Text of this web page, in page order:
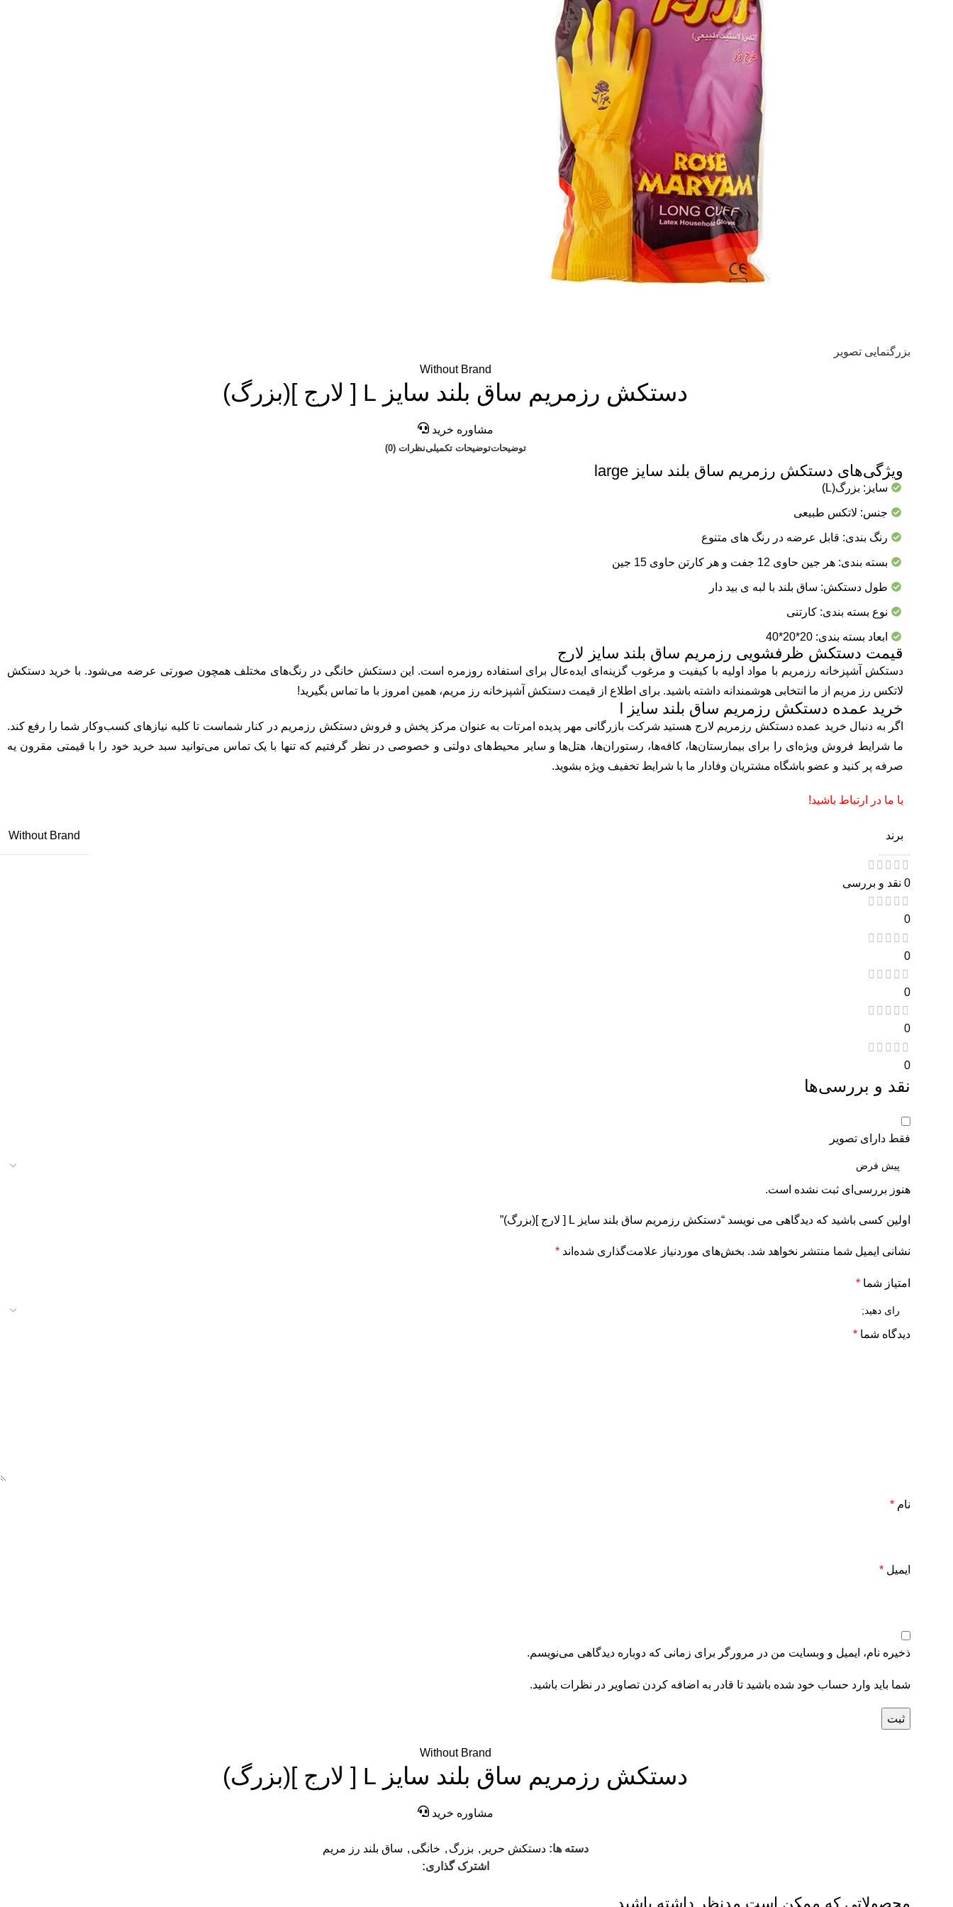
بزرگنمایی تصویر
Without Brand
دستکش رزمریم ساق بلند سایز L [ لارج ](بزرگ)
مشاوره خرید
توضیحاتتوضیحات تکمیلینظرات (0)
ویژگی‌های دستکش رزمریم ساق بلند سایز large
سایز: بزرگ(L)
جنس: لاتکس طبیعی
رنگ بندی: قابل عرضه در رنگ های متنوع
بسته بندی: هر جین حاوی 12 جفت و هر کارتن حاوی 15 جین
طول دستکش: ساق بلند با لبه ی بید دار
نوع بسته بندی: کارتنی
ابعاد بسته بندی: 20*20*40
قیمت دستکش ظرفشویی رزمریم ساق بلند سایز لارج
دستکش آشپزخانه رزمریم با مواد اولیه با کیفیت و مرغوب گزینه‌ای ایده‌عال برای استفاده روزمره است. این دستکش خانگی در رنگ‌های مختلف همچون صورتی عرضه می‌شود. با خرید دستکش
لاتکس رز مریم از ما انتخابی هوشمندانه داشته باشید. برای اطلاع از قیمت دستکش آشپزخانه رز مریم، همین امروز با ما تماس بگیرید!
خرید عمده دستکش رزمریم ساق بلند سایز l
اگر به دنبال خرید عمده دستکش رزمریم لارج هستید شرکت بازرگانی مهر پدیده امرتات به عنوان مرکز پخش و فروش دستکش رزمریم در کنار شماست تا کلیه نیاز‌های کسب‌وکار شما را رفع کند.
ما شرایط فروش ویژه‌ای را برای بیمارستان‌ها، کافه‌ها، رستوران‌ها، هتل‌ها و سایر محیط‌های دولتی و خصوصی در نظر گرفتیم که تنها با یک تماس می‌توانید سبد خرید خود را با قیمتی مقرون یه
صرفه پر کنید و عضو باشگاه مشتریان وفادار ما با شرایط تخفیف ویژه بشوید.
با ما در ارتباط باشید!
برند Without Brand
0 نقد و بررسی
0
0
0
0
0
نقد و بررسی‌ها
فقط دارای تصویر
هنوز بررسی‌ای ثبت نشده است.
اولین کسی باشید که دیدگاهی می نویسد “دستکش رزمریم ساق بلند سایز L [ لارج ](بزرگ)”
نشانی ایمیل شما منتشر نخواهد شد. بخش‌های موردنیاز علامت‌گذاری شده‌اند *
امتیاز شما *
دیدگاه شما *
نام *
ایمیل *
ذخیره نام، ایمیل و وبسایت من در مرورگر برای زمانی که دوباره دیدگاهی می‌نویسم.
شما باید وارد حساب خود شده باشید تا قادر به اضافه کردن تصاویر در نظرات باشید.
Without Brand
دستکش رزمریم ساق بلند سایز L [ لارج ](بزرگ)
مشاوره خرید
دسته ها: دستکش حریر , بزرگ , خانگی , ساق بلند رز مریم
اشترک گذاری:
محصولاتی که ممکن است مدنظر داشته باشید...